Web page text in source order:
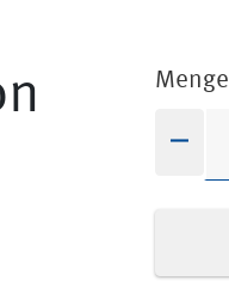
Menge